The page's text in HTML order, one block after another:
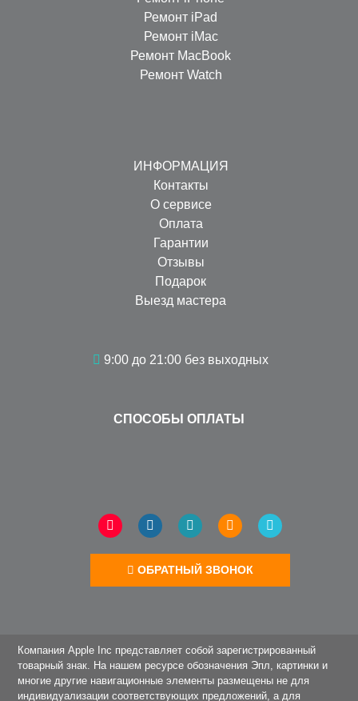
Компания Apple Inc представляет собой зарегистрированный
товарный знак. На нашем ресурсе обозначения Эпл, картинки и
многие другие навигационные элементы размещены не для
индивидуализации соответствующих предложений, а для